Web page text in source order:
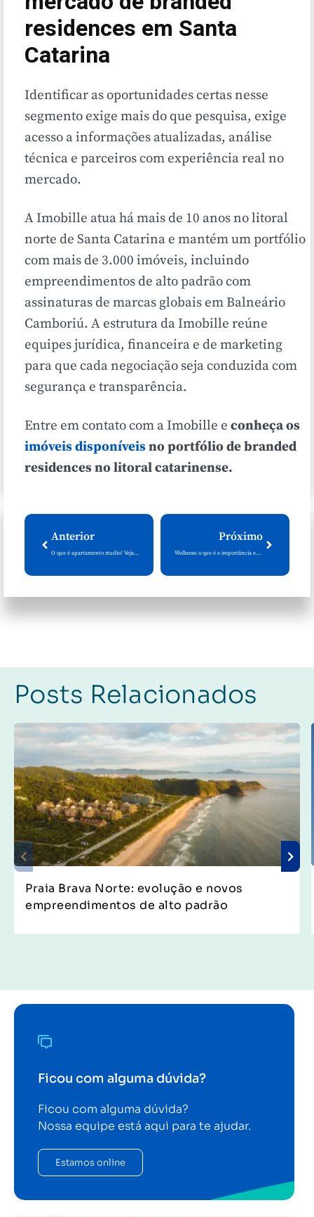
residences em Santa
Catarina
Identificar as oportunidades certas nesse
segmento exige mais do que pesquisa, exige
acesso a informações atualizadas, análise
técnica e parceiros com experiência real no
mercado.
A Imobille atua há mais de 10 anos no litoral
norte de Santa Catarina e mantém um portfólio
com mais de 3.000 imóveis, incluindo
empreendimentos de alto padrão com
assinaturas de marcas globais em Balneário
Camboriú. A estrutura da Imobille reúne
equipes jurídica, financeira e de marketing
para que cada negociação seja conduzida com
segurança e transparência.
Entre em contato com a Imobille e conheça os
imóveis disponíveisno portfólio de branded
residences no litoral catarinense.
Anterior
O que é apartamento studio? Veja como funciona e quando vale a pena
Próximo
Wellness: o que é e importância em imóveis de alto padrão
Posts Relacionados
Praia Brava Norte: evolução e novos
empreendimentos de alto padrão
Ficou com alguma dúvida?
Ficou com alguma dúvida?
Nossa equipe está aqui para te ajudar.
Estamos online